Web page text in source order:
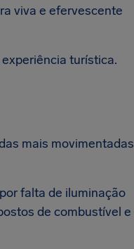
viva e efervescente
turística.
mais movimentadas
falta de iluminação
de combustível e